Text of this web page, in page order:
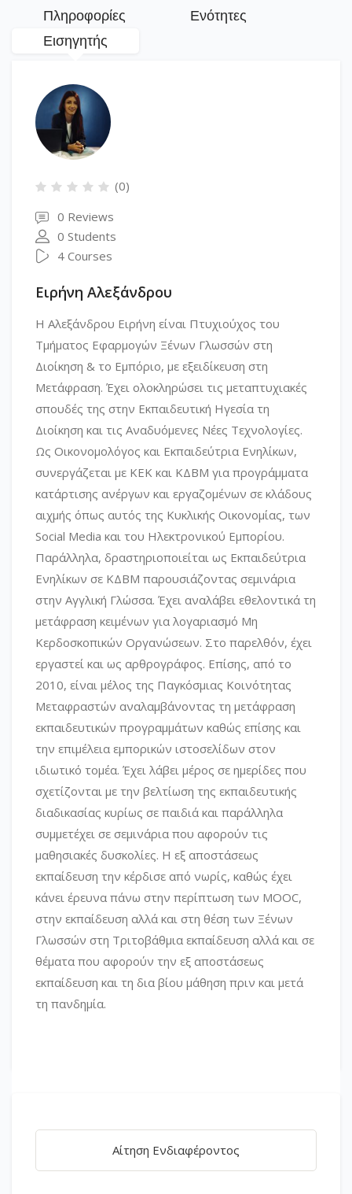
Πληροφορίες
Ενότητες
Εισηγητής
(0)
0 Reviews
0 Students
4 Courses
Ειρήνη Αλεξάνδρου
Η Αλεξάνδρου Ειρήνη είναι Πτυχιούχος του
Τμήματος Εφαρμογών Ξένων Γλωσσών στη
Διοίκηση & το Εμπόριο, με εξειδίκευση στη
Μετάφραση. Έχει ολοκληρώσει τις μεταπτυχιακές
σπουδές της στην Εκπαιδευτική Ηγεσία τη
Διοίκηση και τις Αναδυόμενες Νέες Τεχνολογίες.
Ως Οικονομολόγος και Εκπαιδεύτρια Ενηλίκων,
συνεργάζεται με ΚΕΚ και ΚΔΒΜ για προγράμματα
κατάρτισης ανέργων και εργαζομένων σε κλάδους
αιχμής όπως αυτός της Κυκλικής Οικονομίας, των
Social Media και του Ηλεκτρονικού Εμπορίου.
Παράλληλα, δραστηριοποιείται ως Εκπαιδεύτρια
Ενηλίκων σε ΚΔΒΜ παρουσιάζοντας σεμινάρια
στην Αγγλική Γλώσσα. Έχει αναλάβει εθελοντικά τη
μετάφραση κειμένων για λογαριασμό Μη
Κερδοσκοπικών Οργανώσεων. Στο παρελθόν, έχει
εργαστεί και ως αρθρογράφος. Επίσης, από το
2010, είναι μέλος της Παγκόσμιας Κοινότητας
Μεταφραστών αναλαμβάνοντας τη μετάφραση
εκπαιδευτικών προγραμμάτων καθώς επίσης και
την επιμέλεια εμπορικών ιστοσελίδων στον
ιδιωτικό τομέα. Έχει λάβει μέρος σε ημερίδες που
σχετίζονται με την βελτίωση της εκπαιδευτικής
διαδικασίας κυρίως σε παιδιά και παράλληλα
συμμετέχει σε σεμινάρια που αφορούν τις
μαθησιακές δυσκολίες. Η εξ αποστάσεως
εκπαίδευση την κέρδισε από νωρίς, καθώς έχει
κάνει έρευνα πάνω στην περίπτωση των ΜOOC,
στην εκπαίδευση αλλά και στη θέση των Ξένων
Γλωσσών στη Τριτοβάθμια εκπαίδευση αλλά και σε
θέματα που αφορούν την εξ αποστάσεως
εκπαίδευση και τη δια βίου μάθηση πριν και μετά
τη πανδημία.
Αίτηση Ενδιαφέροντος